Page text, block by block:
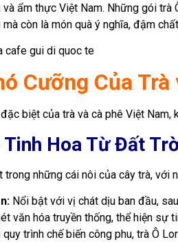
ẩm thực Việt Nam. Những gói trà
còn là món quà ý nghĩa, đậm
Cưỡng Của
biệt của trà và cà phê Việt
Hoa Từ Đất
trong những cái nôi của cây trà,
Nổi bật với vị chát dịu ban đầu,
văn hóa truyền thống, thể hiện sự
quy trình chế biến công phu, trà Ô